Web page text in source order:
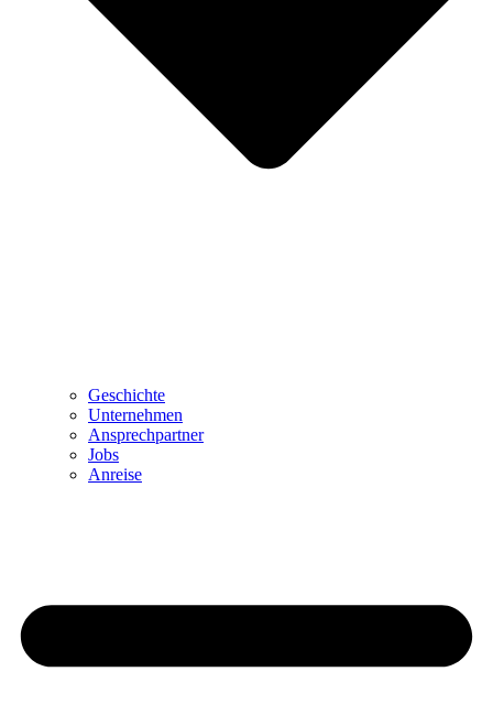
Geschichte
Unternehmen
Ansprechpartner
Jobs
Anreise